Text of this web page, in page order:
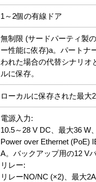
1～2個の有線ドア
無制限 (サードパーティ製
ー性能に依存)a。パートナ
われた場合の代替シナリオ
ルに保存。
ローカルに保存された最大
電源入力:
10.5～28 V DC、最大36 W
Power over Ethernet (PoE)
A。バックアップ用の12 V
リレー:
リレーNO/NC (×2)、最大